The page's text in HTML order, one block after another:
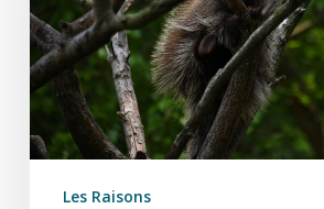
les
loups
Les Raisons